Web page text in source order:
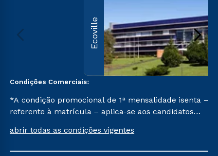
Ecoville
Condições Comerciais:
*A condição promocional de 1ª mensalidade isenta –
referente à matrícula – aplica-se aos candidatos
na prova on-line ou agendada, que ofertam bolsas
abrir todas as condições vigentes